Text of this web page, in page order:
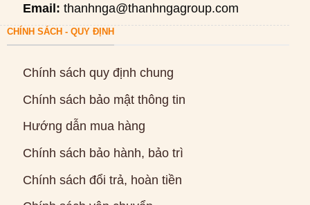
Email: thanhnga@thanhngagroup.com
CHÍNH SÁCH - QUY ĐỊNH
Chính sách quy định chung
Chính sách bảo mật thông tin
Hướng dẫn mua hàng
Chính sách bảo hành, bảo trì
Chính sách đổi trả, hoàn tiền